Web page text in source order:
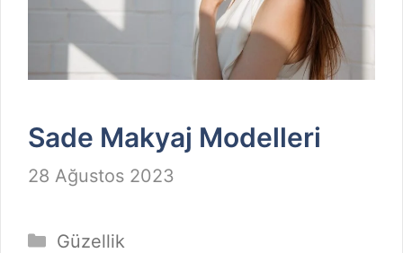
Sade Makyaj Modelleri
28 Ağustos 2023
Kategoriler
Güzellik